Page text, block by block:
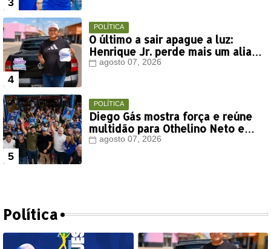
POLÍTICA
O último a sair apague a luz:
Henrique Jr. perde mais um aliado
em Timon
agosto 07, 2026
POLÍTICA
Diego Gás mostra força e reúne
multidão para Othelino Neto e
Marcos Miranda Jr. em Timon
agosto 07, 2026
Política